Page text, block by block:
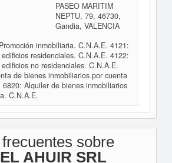
PASEO MARITIM
NEPTU, 79, 46730,
Gandia, VALENCIA
inmobiliaria. C.N.A.E. 4121:
residenciales. C.N.A.E. 4122:
no residenciales. C.N.A.E.
de bienes inmobiliarios por cuenta
Alquiler de bienes inmobiliarios
C.N.A.E.
sobre
AHUIR SRL